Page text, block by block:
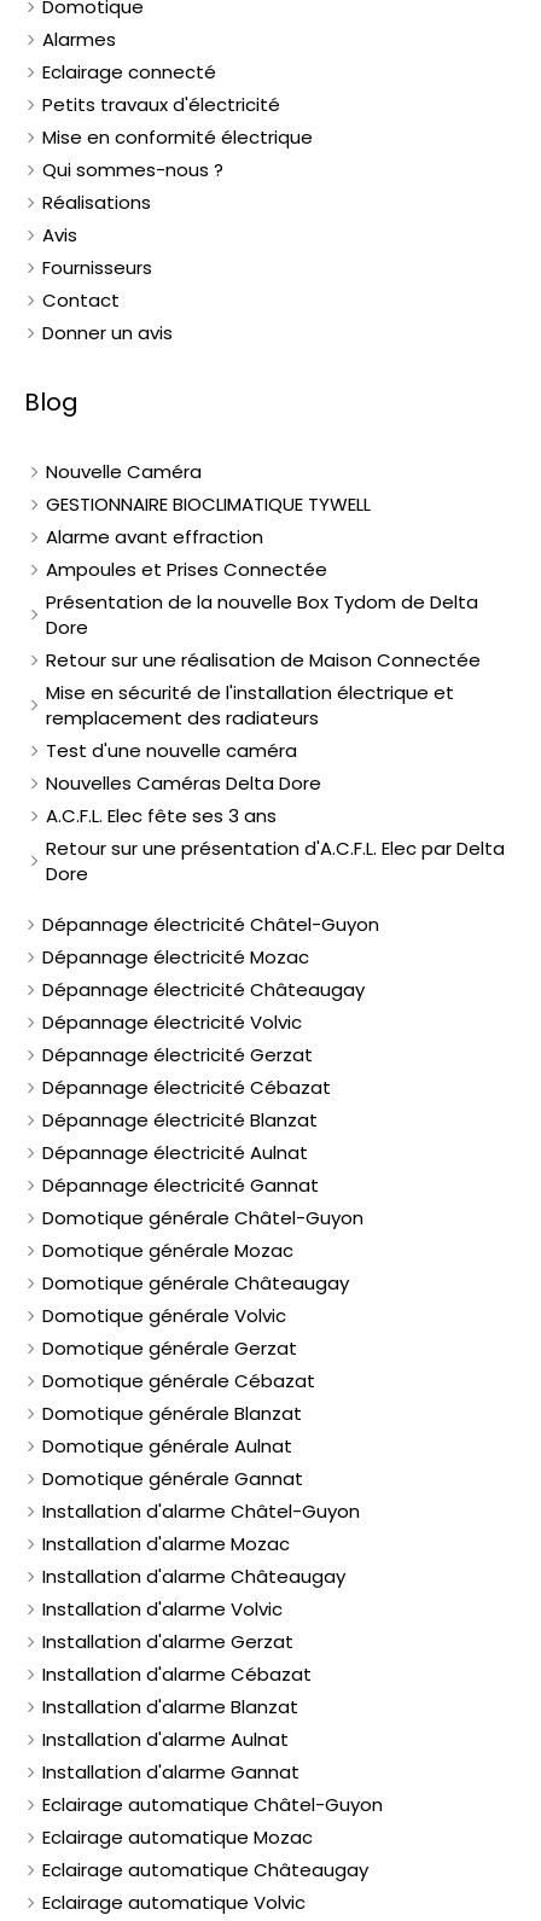
Domotique
Alarmes
Eclairage connecté
Petits travaux d'électricité
Mise en conformité électrique
Qui sommes-nous ?
Réalisations
Avis
Fournisseurs
Contact
Donner un avis
Blog
Nouvelle Caméra
GESTIONNAIRE BIOCLIMATIQUE TYWELL
Alarme avant effraction
Ampoules et Prises Connectée
Présentation de la nouvelle Box Tydom de Delta
Dore
Retour sur une réalisation de Maison Connectée
Mise en sécurité de l'installation électrique et
remplacement des radiateurs
Test d'une nouvelle caméra
Nouvelles Caméras Delta Dore
A.C.F.L. Elec fête ses 3 ans
Retour sur une présentation d'A.C.F.L. Elec par Delta
Dore
Dépannage électricité Châtel-Guyon
Dépannage électricité Mozac
Dépannage électricité Châteaugay
Dépannage électricité Volvic
Dépannage électricité Gerzat
Dépannage électricité Cébazat
Dépannage électricité Blanzat
Dépannage électricité Aulnat
Dépannage électricité Gannat
Domotique générale Châtel-Guyon
Domotique générale Mozac
Domotique générale Châteaugay
Domotique générale Volvic
Domotique générale Gerzat
Domotique générale Cébazat
Domotique générale Blanzat
Domotique générale Aulnat
Domotique générale Gannat
Installation d'alarme Châtel-Guyon
Installation d'alarme Mozac
Installation d'alarme Châteaugay
Installation d'alarme Volvic
Installation d'alarme Gerzat
Installation d'alarme Cébazat
Installation d'alarme Blanzat
Installation d'alarme Aulnat
Installation d'alarme Gannat
Eclairage automatique Châtel-Guyon
Eclairage automatique Mozac
Eclairage automatique Châteaugay
Eclairage automatique Volvic